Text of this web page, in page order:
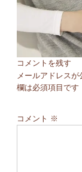
コメントを残す
メールアドレスが
欄は必須項目です
コメント ※